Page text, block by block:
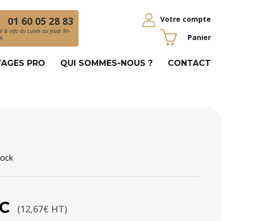
01 60 05 28 83
& info du Lundi au Jeudi 9h-
Votre compte
Panier
PRO QUI SOMMES-NOUS ? CONTACT
(12,67€ HT)